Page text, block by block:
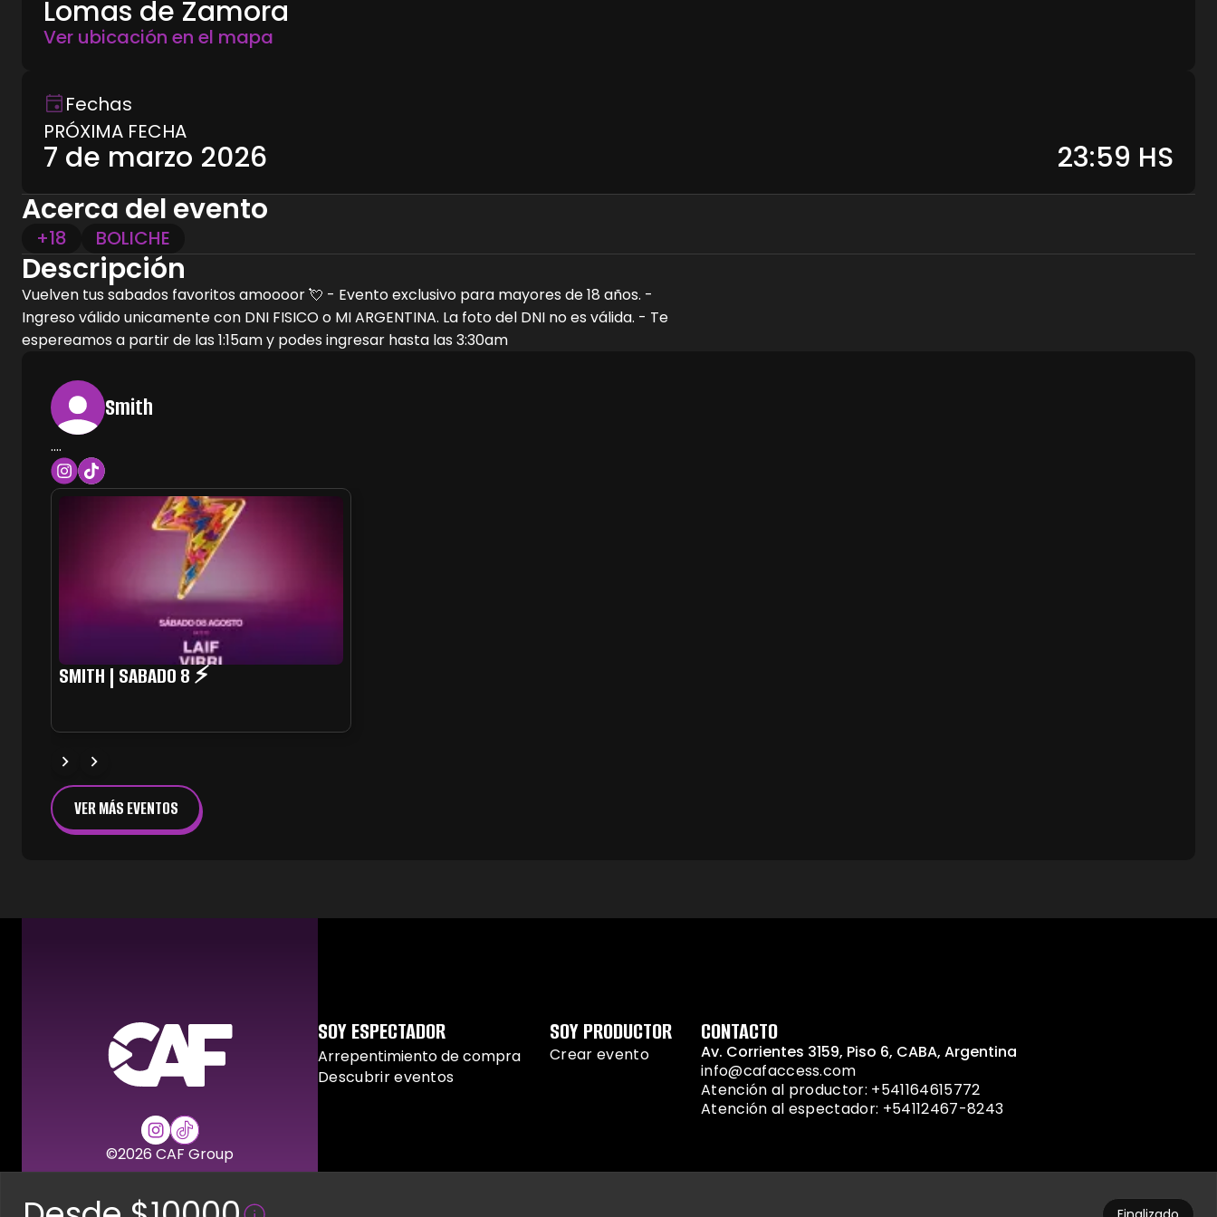
Lomas de Zamora
Ver ubicación en el mapa
Fechas
PRÓXIMA FECHA
7 de marzo 2026 23:59 HS
Acerca del evento
+18 BOLICHE
Descripción
Vuelven tus sabados favoritos amoooor 💘 - Evento exclusivo para mayores de 18 años. -
Ingreso válido unicamente con DNI FISICO o MI ARGENTINA. La foto del DNI no es válida. - Te
espereamos a partir de las 1:15am y podes ingresar hasta las 3:30am
Smith
....
SMITH | SABADO 8 ⚡
VER MÁS EVENTOS
©2026 CAF Group
SOY ESPECTADOR
Arrepentimiento de compra
Descubrir eventos
SOY PRODUCTOR
Crear evento
CONTACTO
Av. Corrientes 3159, Piso 6, CABA, Argentina
info@cafaccess.com
Atención al productor: +541164615772
Atención al espectador: +54112467-8243